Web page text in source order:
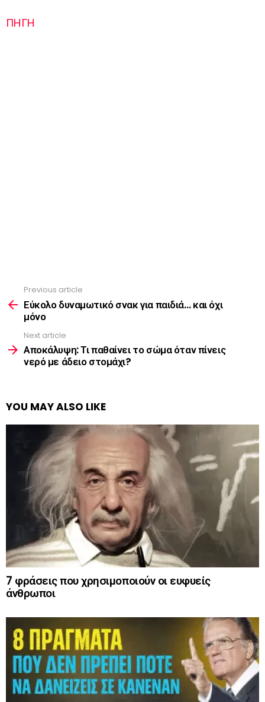
ΠΗΓΗ
more
Previous article
Εύκολο δυναμωτικό σνακ για παιδιά… και όχι
μόνο
Next article
Αποκάλυψη: Τι παθαίνει το σώμα όταν πίνεις
νερό με άδειο στομάχι?
YOU MAY ALSO LIKE
7 φράσεις που χρησιμοποιούν οι ευφυείς
άνθρωποι